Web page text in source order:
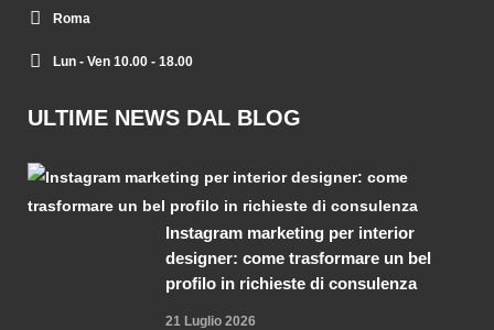
Roma
Lun - Ven 10.00 - 18.00
ULTIME NEWS DAL BLOG
Instagram marketing per interior
designer: come trasformare un bel
profilo in richieste di consulenza
21 Luglio 2026